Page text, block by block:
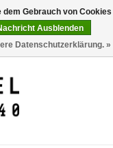
0 Artikel - €0,00
Gebrauch von Cookies
Ausblenden
Datenschutzerklärung. »